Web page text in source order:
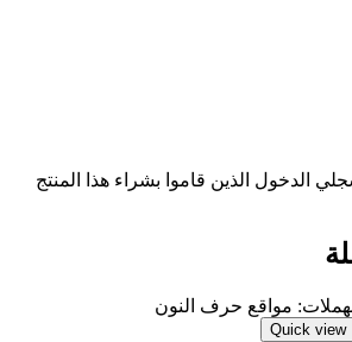
الدخول الذين قاموا بشراء هذا المنتج
Quick view